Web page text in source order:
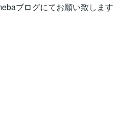
ブログにてお願い致します